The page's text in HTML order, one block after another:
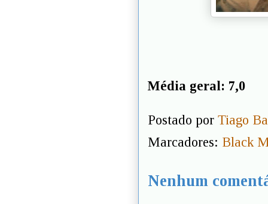
Média geral: 7,0
Postado por Tiago
Marcadores: Black
Nenhum